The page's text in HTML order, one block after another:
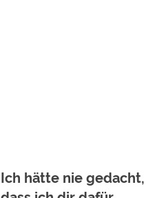
Ich hätte nie gedacht,